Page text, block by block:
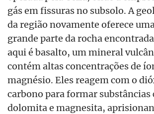
gás em fissuras no subsolo. A
da região novamente oferece
grande parte da rocha
aqui é basalto, um mineral
contém altas concentrações de
magnésio. Eles reagem com o
carbono para formar substâncias
dolomita e magnesita,